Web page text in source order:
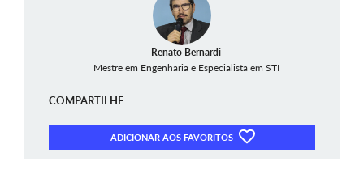
Renato Bernardi
Mestre em Engenharia e Especialista em STI
COMPARTILHE
ADICIONAR AOS FAVORITOS